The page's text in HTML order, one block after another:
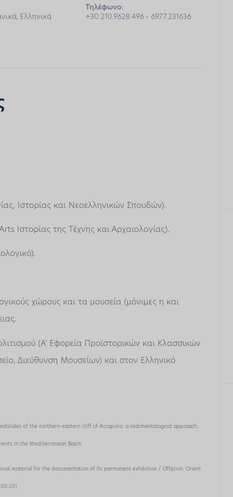
Ελληνικά
Τηλέφωνο:
+30 210.9628.496 - 6977.231636
Ιστορίας και Νεοελληνικών Σπουδών).
Ιστορίας της Τέχνης και Αρχαιολογίας).
χώρους και τα μουσεία (μόνιμες η και
(Α' Εφορεία Προϊστορικών και Κλασσικών
Διεύθυνση Μουσείων) και στον Ελληνικό
of the northern-eastern cliff of Acropolis: a sedimentological approach.,
in the Mediterranean Basin.
material for the documentation of its permanent exhibition / Offprint: Orient
251.